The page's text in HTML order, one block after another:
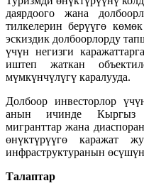
даярдоого жана
тилкелерин берүүгө
эскиздик долбоорлорду
үчүн негизги
иштеп жаткан
мүмкүнчүлүгү каралууда.
Долбоор инвесторлор
анын ичинде Кыргыз
мигранттар жана
өнүктүрүүгө каражат
инфраструктуранын
Талаптар